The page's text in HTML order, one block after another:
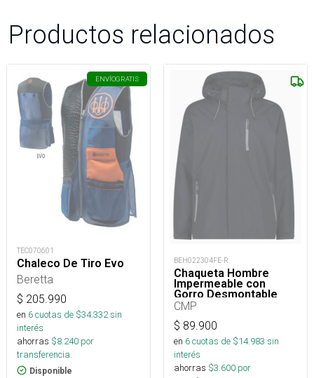
Productos relacionados
ENVÍOGRATIS
TEC070601
Chaleco De Tiro Evo
Beretta
$ 205.990
en 6cuotas de $34.332sin
interés
ahorras $8.240 por
transferencia.
Disponible
BEH022304FE-R
Chaqueta Hombre
Impermeable con
Gorro Desmontable
CMP
$ 89.900
en 6cuotas de $14.983 sin
interés
ahorras $3.600 por